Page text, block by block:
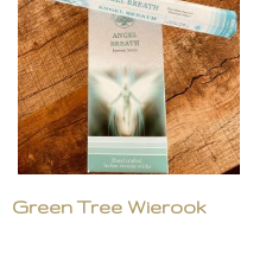
Green Tree Wierook